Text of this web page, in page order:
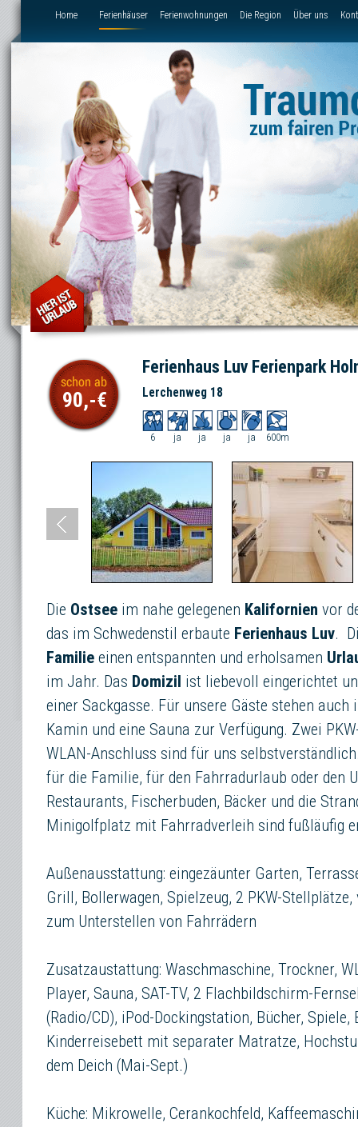
Direkt zum Inhalt
Home Ferienhäuser Ferienwohnungen Die Region Über uns
90,-
Ferienhaus Luv Ferienpark
Lerchenweg 18
6 ja ja ja ja 600m
Die Ostsee im nahe gelegenen Kalifornien vor
das im Schwedenstil erbaute Ferienhaus Luv.
Familie einen entspannten und erholsamen
im Jahr. Das Domizil ist liebevoll eingerichtet
einer Sackgasse. Für unsere Gäste stehen
Kamin und eine Sauna zur Verfügung. Zwei
WLAN-Anschluss sind für uns
für die Familie, für den Fahrradurlaub oder den
Restaurants, Fischerbuden, Bäcker und die
Minigolfplatz mit Fahrradverleih sind fußläufig
Außenausstattung: eingezäunter Garten,
Grill, Bollerwagen, Spielzeug, 2 PKW-
zum Unterstellen von Fahrrädern
Zusatzaustattung: Waschmaschine, Trockner,
Player, Sauna, SAT-TV, 2 Flachbildschirm-
(Radio/CD), iPod-Dockingstation, Bücher, Spiele,
Kinderreisebett mit separater Matratze,
dem Deich (Mai-Sept.)
Küche: Mikrowelle, Cerankochfeld,